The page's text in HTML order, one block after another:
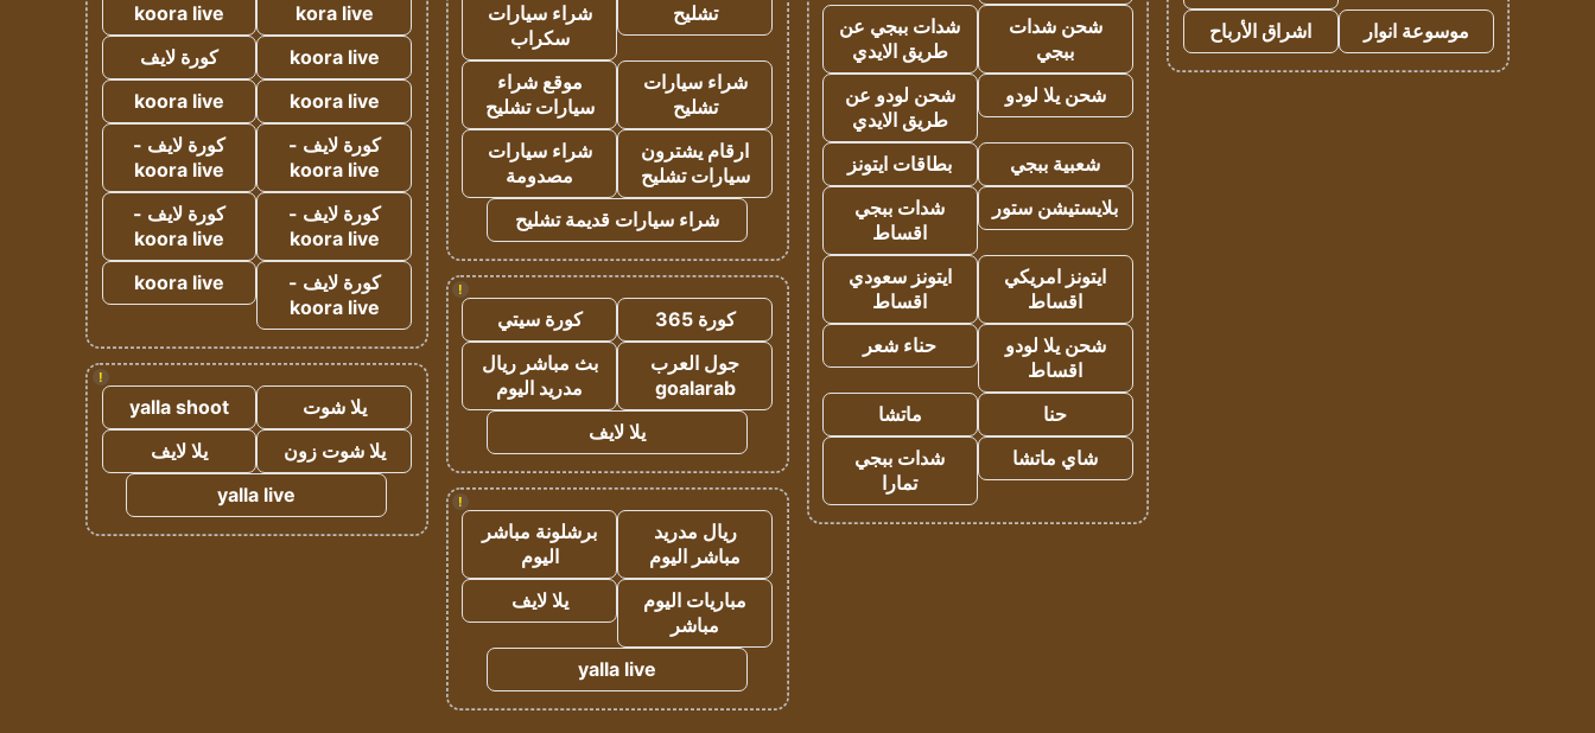
موسوعة انوار
اشراق الأرباح
شحن شدات
ببجي
شدات ببجي عن
طريق الايدي
شحن يلا لودو
شحن لودو عن
طريق الايدي
شعبية ببجي
بطاقات ايتونز
بلايستيشن ستور
شدات ببجي
اقساط
ايتونز امريكي
اقساط
ايتونز سعودي
اقساط
شحن يلا لودو
اقساط
حناء شعر
حنا
ماتشا
شاي ماتشا
شدات ببجي
تمارا
تشليح
شراء سيارات
سكراب
شراء سيارات
تشليح
موقع شراء
سيارات تشليح
ارقام يشترون
سيارات تشليح
شراء سيارات
مصدومة
شراء سيارات قديمة تشليح
!
كورة 365
كورة سيتي
جول العرب
goalarab
بث مباشر ريال
مدريد اليوم
يلا لايف
!
ريال مدريد
مباشر اليوم
برشلونة مباشر
اليوم
مباريات اليوم
مباشر
يلا لايف
yalla live
kora live
koora live
koora live
كورة لايف
koora live
koora live
كورة لايف -
koora live
كورة لايف -
koora live
كورة لايف -
koora live
كورة لايف -
koora live
كورة لايف -
koora live
koora live
!
يلا شوت
yalla shoot
يلا شوت زون
يلا لايف
yalla live